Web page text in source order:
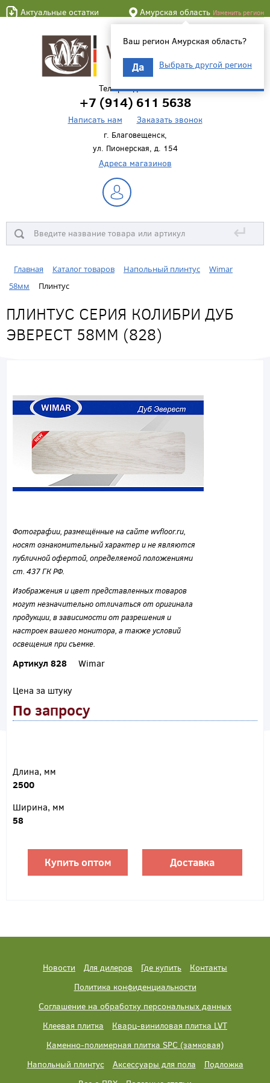
Актуальные остатки Амурская область Изменить регион
Ваш регион Амурская область?
Да Выбрать другой регион
Телефон для связи
+7 (914) 611 5638
Написать нам Заказать звонок
г. Благовещенск,
ул. Пионерская, д. 154
Адреса магазинов
↵
Главная Каталог товаров Напольный плинтус
Wimar
58мм
Плинтус
ПЛИНТУС СЕРИЯ КОЛИБРИ ДУБ
ЭВЕРЕСТ 58ММ (828)
Фотографии, размещённые на сайте wvfloor.ru,
носят ознакомительный характер и не являются
публичной офертой, определяемой положениями
ст. 437 ГК РФ.
Изображения и цвет представленных товаров
могут незначительно отличаться от оригинала
продукции, в зависимости от разрешения и
настроек вашего монитора, а также условий
освещения при съемке.
Артикул 828 Wimar
Цена за штуку
По запросу
Длина, мм
2500
Ширина, мм
58
Купить оптом Доставка
Новости Для дилеров Где купить
Контакты
Политика конфиденциальности
Соглашение на обработку персональных данных
Клеевая плитка
Кварц-виниловая плитка LVT
Каменно-полимерная плитка SPC (замковая)
Напольный плинтус
Аксессуары для пола
Подложка